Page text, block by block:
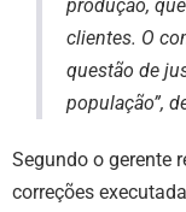
produção,
clientes. O
questão de
população”,
Segundo o gerente
correções